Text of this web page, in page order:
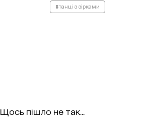
#танці з зірками
Щось пішло не так...